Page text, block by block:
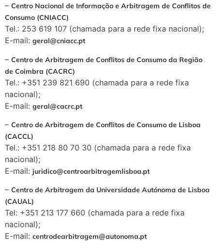
– Centro Nacional de Informação e Arbitragem de Conflitos de
Consumo (CNIACC)
Tel.: 253 619 107 (chamada para a rede fixa nacional);
E-mail: geral@cniacc.pt
– Centro de Arbitragem de Conflitos de Consumo da Região
de Coimbra (CACRC)
Tel.: +351 239 821 690 (chamada para a rede fixa
nacional);
E-mail: geral@cacrc.pt
– Centro de Arbitragem de Conflitos de Consumo de Lisboa
(CACCL)
Tel.: +351 218 80 70 30 (chamada para a rede fixa
nacional);
E-mail: juridico@centroarbitragemlisboa.pt
– Centro de Arbitragem da Universidade Autónoma de Lisboa
(CAUAL)
Tel: +351 213 177 660 (chamada para a rede fixa
nacional);
E-mail: centrodearbitragem@autonoma.pt